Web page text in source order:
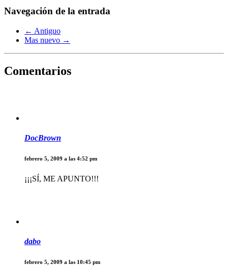
Navegación de la entrada
← Antiguo
Mas nuevo →
Comentarios
DocBrown
febrero 5, 2009 a las 4:52 pm
¡¡¡SÍ, ME APUNTO!!!
dabo
febrero 5, 2009 a las 10:45 pm